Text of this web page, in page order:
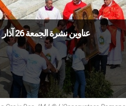
عناوين نشرة الجمعة 26 آذار 2021: السلام عليك يا صليب